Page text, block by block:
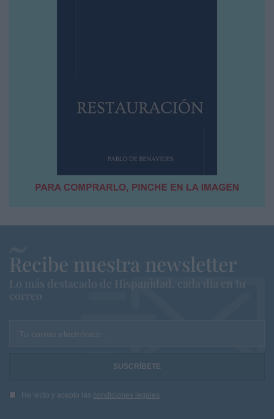
Recibe nuestra newsletter
Lo más destacado de Hispanidad, cada dia en tu
correo
Tu correo electrónico...
He leído y acepto las condiciones legales